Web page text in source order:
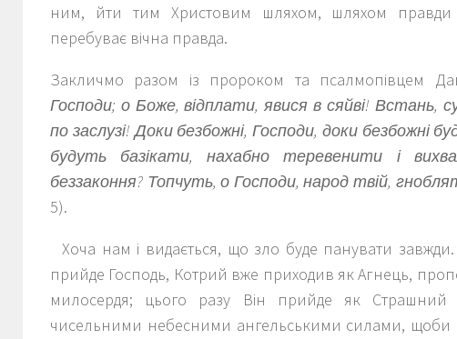
ним, йти тим Христовим шляхом, шляхом правди
перебуває вічна правда.
Закличмо разом із пророком та псалмопівцем
Господи; о Боже, відплати, явися в сяйві! Встань,
по заслузі! Доки безбожні, Господи, доки безбожні
будуть базікати, нахабно теревенити і
беззаконня? Топчуть, о Господи, народ твій,
5).
Хоча нам і видається, що зло буде панувати
прийде Господь, Котрий вже приходив як Агнець,
милосердя; цього разу Він прийде як Страшний
чисельними небесними ангельськими силами, щоби